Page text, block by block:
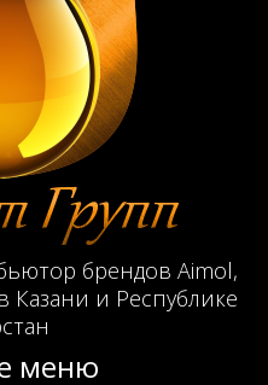
брендов Aimol,
Казани и Республике
меню